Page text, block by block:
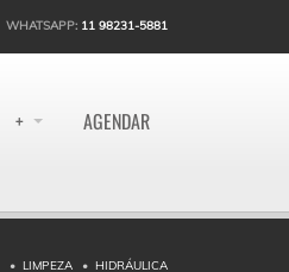
WHATSAPP: 11 98231-5881
+ AGENDAR
LIMPEZA HIDRÁULICA